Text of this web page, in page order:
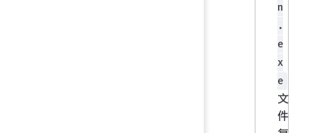
n
.
e
x
e
文
件